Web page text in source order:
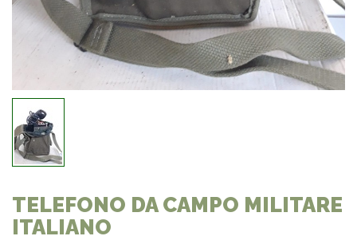
TELEFONO DA CAMPO MILITARE
ITALIANO